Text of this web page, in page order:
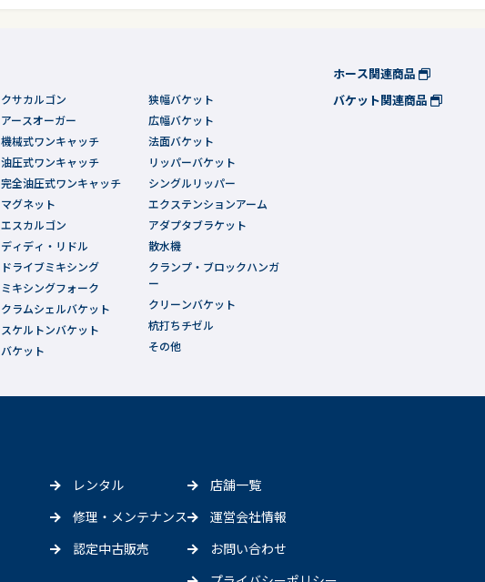
クサカルゴン
アースオーガー
機械式ワンキャッチ
油圧式ワンキャッチ
完全油圧式ワンキャッチ
マグネット
エスカルゴン
ディディ・リドル
ドライブミキシング
ミキシングフォーク
クラムシェルバケット
スケルトンバケット
バケット
狭幅バケット
広幅バケット
法面バケット
リッパーバケット
シングルリッパー
エクステンションアーム
アダプタブラケット
散水機
クランプ・ブロックハンガ
ー
クリーンバケット
杭打ちチゼル
その他
ホース関連商品
バケット関連商品
レンタル
修理・メンテナンス
認定中古販売
店舗一覧
運営会社情報
お問い合わせ